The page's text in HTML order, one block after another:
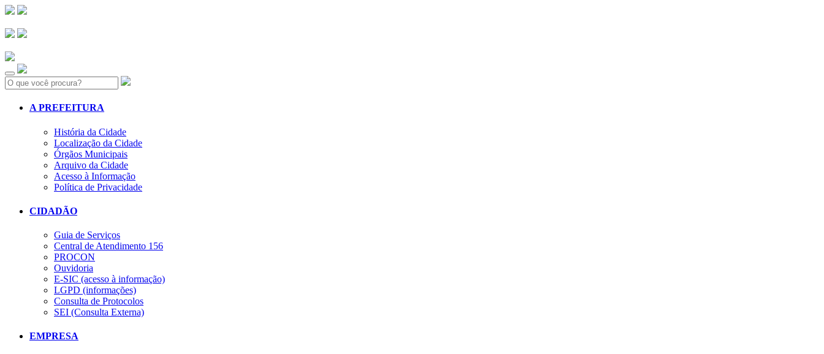
Search:
A PREFEITURA
História da Cidade
Localização da Cidade
Órgãos Municipais
Arquivo da Cidade
Acesso à Informação
Política de Privacidade
CIDADÃO
Guia de Serviços
Central de Atendimento 156
PROCON
Ouvidoria
E-SIC (acesso à informação)
LGPD (informações)
Consulta de Protocolos
SEI (Consulta Externa)
EMPRESA